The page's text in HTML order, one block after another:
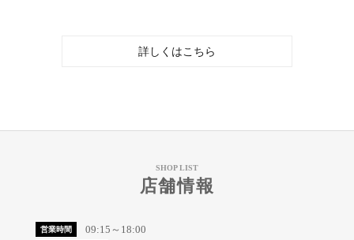
詳しくはこちら
SHOP LIST
店舗情報
営業時間 09:15～18:00